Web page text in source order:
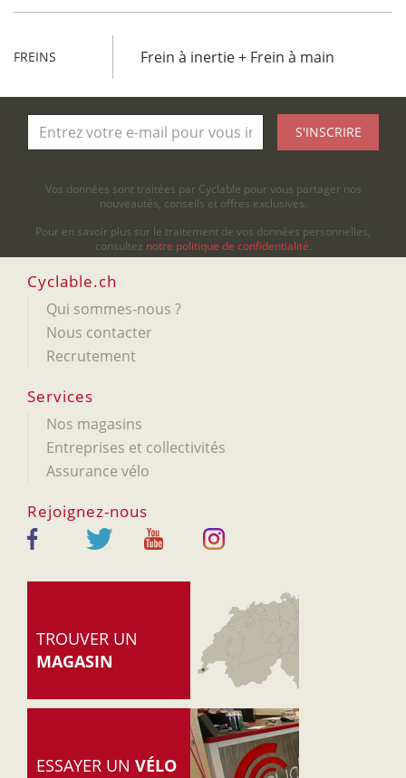
FREINS Frein à inertie + Frein à main
S'INSCRIRE
Vos données sont traitées par Cyclable pour vous partager nos
nouveautés, conseils et offres exclusives.
Pour en savoir plus sur le traitement de vos données personnelles,
consultez notre politique de confidentialité.
Cyclable.ch
Qui sommes-nous ?
Nous contacter
Recrutement
Services
Nos magasins
Entreprises et collectivités
Assurance vélo
Rejoignez-nous
TROUVER UN
MAGASIN
ESSAYER UN VÉLO